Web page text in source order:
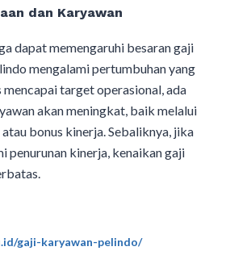
dan Karyawan
dapat memengaruhi besaran gaji
mengalami pertumbuhan yang
target operasional, ada
akan meningkat, baik melalui
bonus kinerja. Sebaliknya, jika
penurunan kinerja, kenaikan gaji
gaji-karyawan-pelindo/